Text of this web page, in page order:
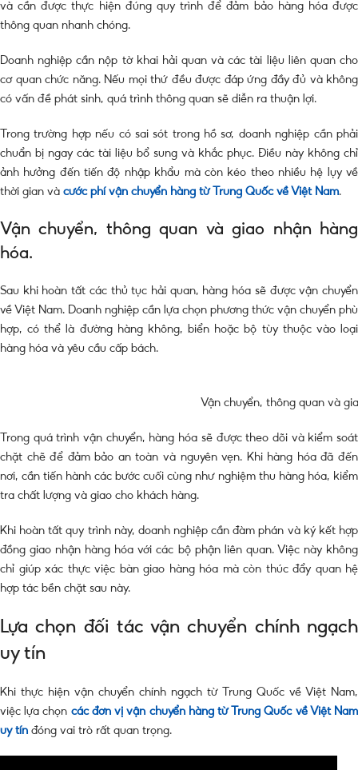
và cần được thực hiện đúng quy trình để đảm bảo hàng hóa được
thông quan nhanh chóng.
Doanh nghiệp cần nộp tờ khai hải quan và các tài liệu liên quan cho
cơ quan chức năng. Nếu mọi thứ đều được đáp ứng đầy đủ và không
có vấn đề phát sinh, quá trình thông quan sẽ diễn ra thuận lợi.
Trong trường hợp nếu có sai sót trong hồ sơ, doanh nghiệp cần phải
chuẩn bị ngay các tài liệu bổ sung và khắc phục. Điều này không chỉ
ảnh hưởng đến tiến độ nhập khẩu mà còn kéo theo nhiều hệ lụy về
thời gian và cước phí vận chuyển hàng từ Trung Quốc về Việt Nam.
Vận chuyển, thông quan và giao nhận hàng
hóa.
Sau khi hoàn tất các thủ tục hải quan, hàng hóa sẽ được vận chuyển
về Việt Nam. Doanh nghiệp cần lựa chọn phương thức vận chuyển phù
hợp, có thể là đường hàng không, biển hoặc bộ tùy thuộc vào loại
hàng hóa và yêu cầu cấp bách.
Vận chuyển, thông quan và
Trong quá trình vận chuyển, hàng hóa sẽ được theo dõi và kiểm soát
chặt chẽ để đảm bảo an toàn và nguyên vẹn. Khi hàng hóa đã đến
nơi, cần tiến hành các bước cuối cùng như nghiệm thu hàng hóa, kiểm
tra chất lượng và giao cho khách hàng.
Khi hoàn tất quy trình này, doanh nghiệp cần đàm phán và ký kết hợp
đồng giao nhận hàng hóa với các bộ phận liên quan. Việc này không
chỉ giúp xác thực việc bàn giao hàng hóa mà còn thúc đẩy quan hệ
hợp tác bền chặt sau này.
Lựa chọn đối tác vận chuyển chính ngạch
uy tín
Khi thực hiện vận chuyển chính ngạch từ Trung Quốc về Việt Nam,
việc lựa chọn các đơn vị vận chuyển hàng từ Trung Quốc về Việt Nam
uy tín đóng vai trò rất quan trọng.